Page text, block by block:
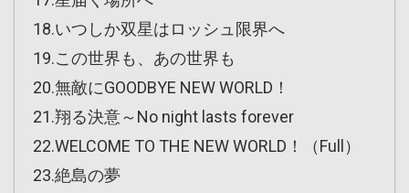
18.いつしか双星はロッシュ限界へ
19.この世界も、あの世界も
20.無敵にGOODBYE NEW WORLD！
21.翔る決意～No night lasts forever
22.WELCOME TO THE NEW WORLD！（Full）
23.絶島の夢